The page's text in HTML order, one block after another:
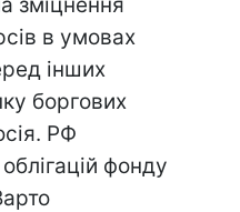
в умовах
інших
боргових
РФ
фонду